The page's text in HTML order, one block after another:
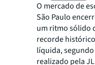
O mercado de
São Paulo
um ritmo sólido
recorde
líquida,
realizado pela